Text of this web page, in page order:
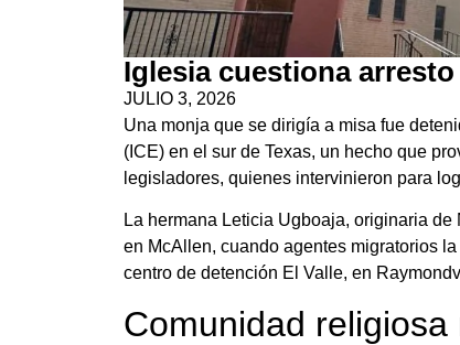
Iglesia cuestiona
JULIO 3, 2026
Una monja que se dirigía a misa fue
(ICE) en el sur de Texas, un hecho que
legisladores, quienes intervinieron para
La hermana Leticia Ugboaja, originaria
en McAllen, cuando agentes migratorios
centro de detención El Valle, en
Comunidad